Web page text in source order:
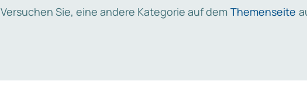
Versuchen Sie, eine andere Kategorie auf dem Themenseite